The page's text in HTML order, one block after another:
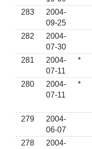
283
2004-
09-25
282
2004-
07-30
281
2004-
07-11
*
280
2004-
07-11
*
279
2004-
06-07
278
2004-